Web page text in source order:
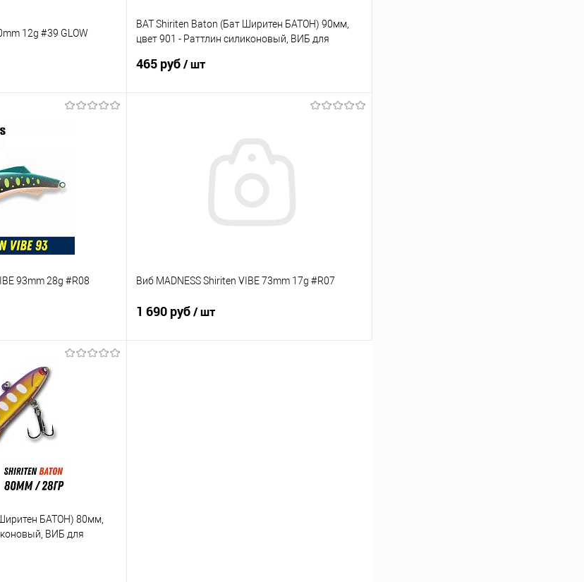
12g #39 GLOW
В наличии
BAT Shiriten Baton (Бат Ширитен БАТОН) 90мм,
цвет 901 - Раттлин силиконовый, ВИБ для
465 руб/ шт
93mm 28g #R08
Сравнение
В наличии
Виб MADNESS Shiriten VIBE 73mm 17g #R07
1 690 руб/ шт
БАТОН) 80мм,
ВИБ для